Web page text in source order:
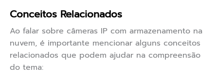
Conceitos Relacionados
Ao falar sobre câmeras IP com armazenamento na
nuvem, é importante mencionar alguns conceitos
relacionados que podem ajudar na compreensão
do tema: